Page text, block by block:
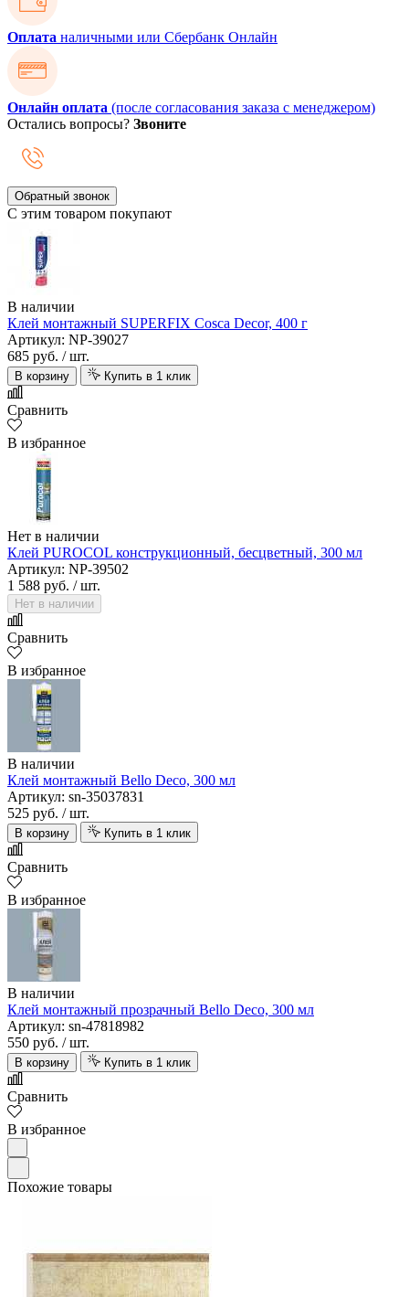
Оплата наличными или Сбербанк Онлайн
Онлайн оплата (после согласования заказа с менеджером)
Остались вопросы? Звоните
Обратный звонок
С этим товаром покупают
В наличии
Клей монтажный SUPERFIX Cosca Decor, 400 г
Артикул: NP-39027
685 руб. / шт.
В корзину Купить в 1 клик
Сравнить
В избранное
Нет в наличии
Клей PUROCOL конструкционный, бесцветный, 300 мл
Артикул: NP-39502
1 588 руб. / шт.
Нет в наличии
Сравнить
В избранное
В наличии
Клей монтажный Bello Deco, 300 мл
Артикул: sn-35037831
525 руб. / шт.
В корзину Купить в 1 клик
Сравнить
В избранное
В наличии
Клей монтажный прозрачный Bello Deco, 300 мл
Артикул: sn-47818982
550 руб. / шт.
В корзину Купить в 1 клик
Сравнить
В избранное
Похожие товары